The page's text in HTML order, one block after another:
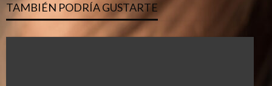
TAMBIÉN PODRÍA GUSTARTE